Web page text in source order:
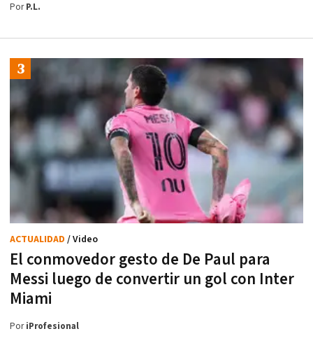
PorP.L.
El conmovedor gesto de De Paul para
Messi luego de convertir un gol con Inter
Miami
ACTUALIDAD / Video
PoriProfesional